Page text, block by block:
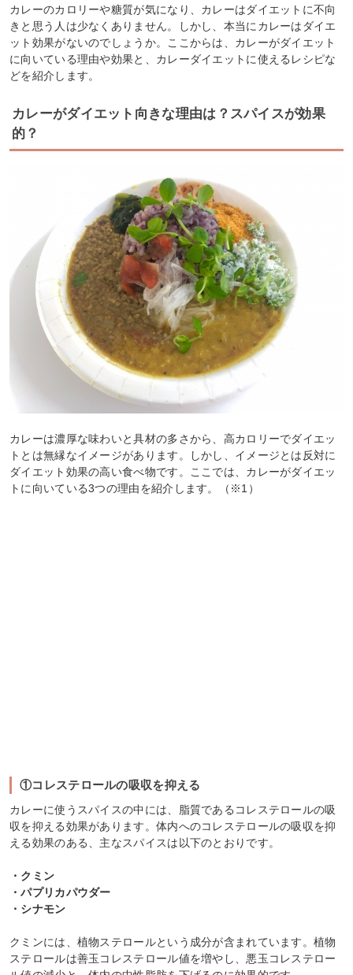
カレーのカロリーや糖質が気になり、カレーはダイエットに不向
きと思う人は少なくありません。しかし、本当にカレーはダイエ
ット効果がないのでしょうか。ここからは、カレーがダイエット
に向いている理由や効果と、カレーダイエットに使えるレシピな
どを紹介します。
カレーがダイエット向きな理由は？スパイスが効果
的？
カレーは濃厚な味わいと具材の多さから、高カロリーでダイエッ
トとは無縁なイメージがあります。しかし、イメージとは反対に
ダイエット効果の高い食べ物です。ここでは、カレーがダイエッ
トに向いている3つの理由を紹介します。（※1）
①コレステロールの吸収を抑える
カレーに使うスパイスの中には、脂質であるコレステロールの吸
収を抑える効果があります。体内へのコレステロールの吸収を抑
える効果のある、主なスパイスは以下のとおりです。
・クミン
・パプリカパウダー
・シナモン
クミンには、植物ステロールという成分が含まれています。植物
ステロールは善玉コレステロール値を増やし、悪玉コレステロー